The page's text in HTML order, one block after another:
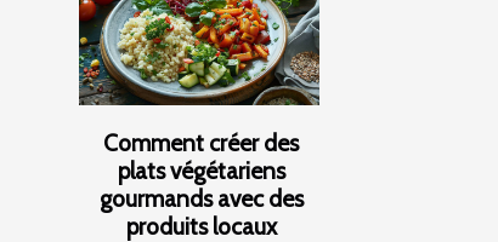
Comment créer des
plats végétariens
gourmands avec des
produits locaux